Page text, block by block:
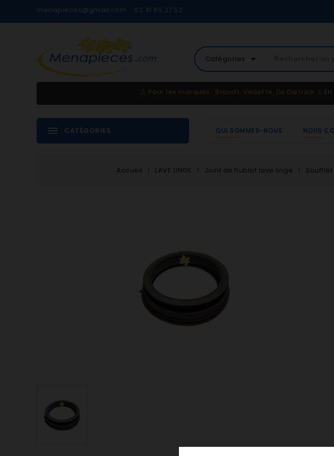
menapieces@gmail.com 02 41 65 37 52
Catégories arrow_drop_down
⚠️ Pour les marques : Brandt, Vedette, De Dietrich ⚠️
CATÉGORIES QUI SOMMES-NOUS NOUS
Accueil LAVE LINGE Joint de hublot lave linge